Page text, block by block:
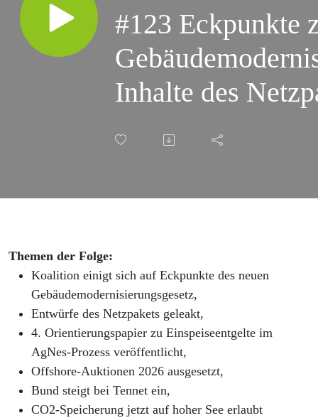
#123 Eckpunkte
Inhalte des
Einspeiseentgelte
Themen der Folge:
Koalition einigt sich auf Eckpunkte des neuen
Gebäudemodernisierungsgesetz,
Entwürfe des Netzpakets geleakt,
4. Orientierungspapier zu Einspeiseentgelte im
AgNes-Prozess veröffentlicht,
Offshore-Auktionen 2026 ausgesetzt,
Bund steigt bei Tennet ein,
CO2-Speicherung jetzt auf hoher See erlaubt